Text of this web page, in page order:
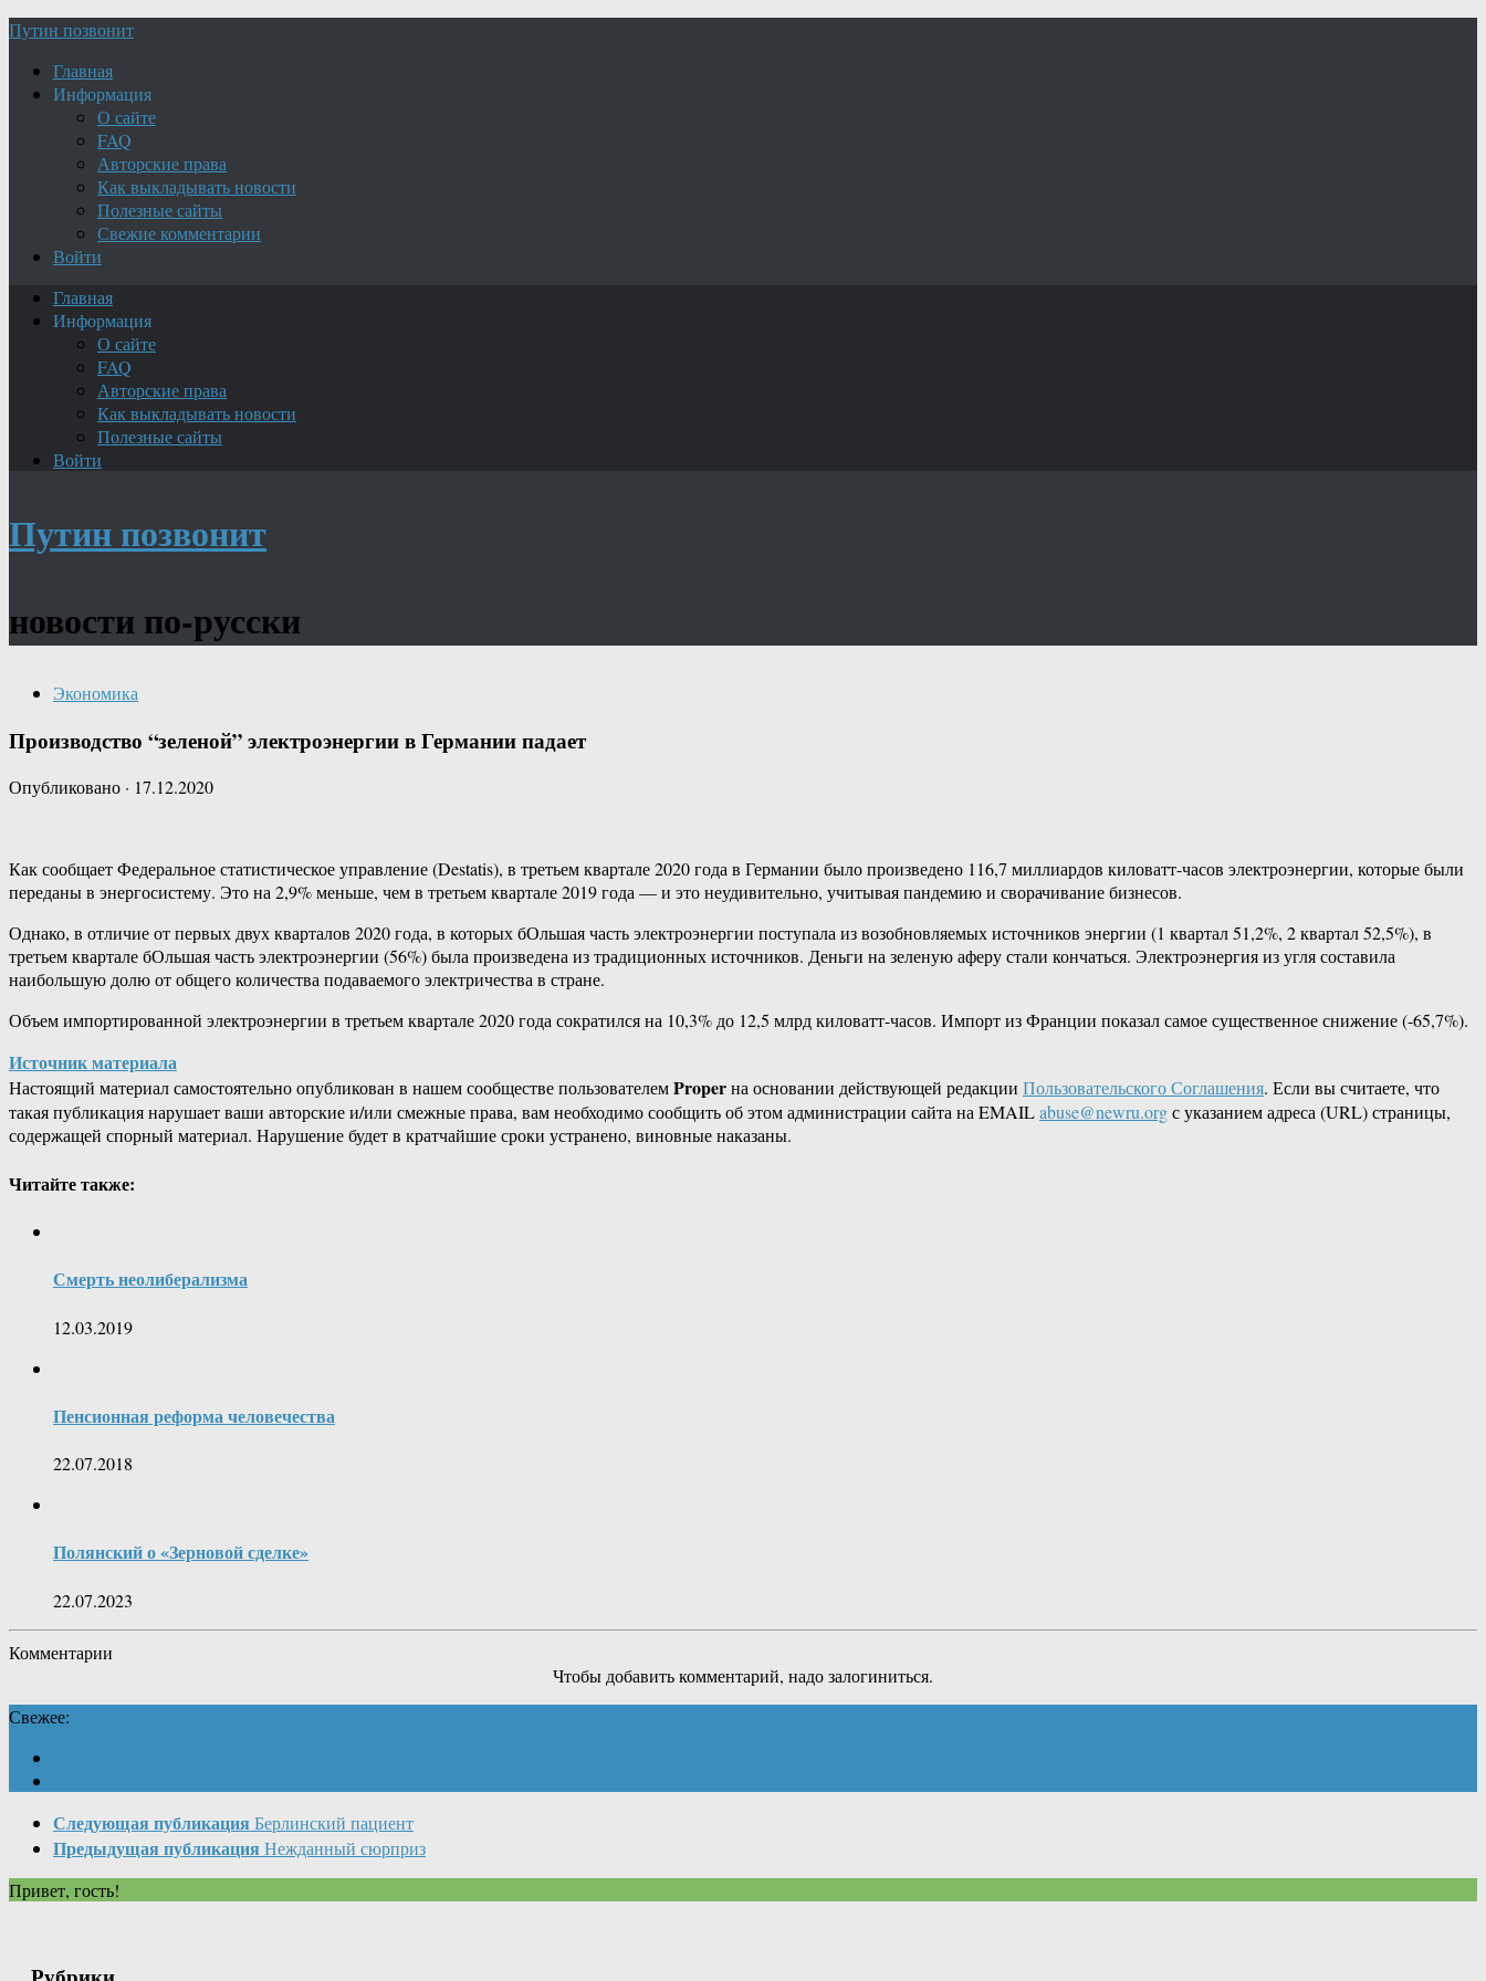
Путин позвонит
Главная
Информация
О сайте
FAQ
Авторские права
Как выкладывать новости
Полезные сайты
Свежие комментарии
Войти
Главная
Информация
О сайте
FAQ
Авторские права
Как выкладывать новости
Полезные сайты
Войти
Путин позвонит
новости по-русски
Экономика
Производство “зеленой” электроэнергии в Германии падает
Опубликовано · 17.12.2020
Как сообщает Федеральное статистическое управление (Destatis), в третьем квартале 2020 года в Германии было произведено 116,7 миллиардов киловатт-часов электроэнергии, которые были
переданы в энергосистему. Это на 2,9% меньше, чем в третьем квартале 2019 года — и это неудивительно, учитывая пандемию и сворачивание бизнесов.
Однако, в отличие от первых двух кварталов 2020 года, в которых бОльшая часть электроэнергии поступала из возобновляемых источников энергии (1 квартал 51,2%, 2 квартал 52,5%), в
третьем квартале бОльшая часть электроэнергии (56%) была произведена из традиционных источников. Деньги на зеленую аферу стали кончаться. Электроэнергия из угля составила
наибольшую долю от общего количества подаваемого электричества в стране.
Объем импортированной электроэнергии в третьем квартале 2020 года сократился на 10,3% до 12,5 млрд киловатт-часов. Импорт из Франции показал самое существенное снижение (-65,7%).
Источник материала
Настоящий материал самостоятельно опубликован в нашем сообществе пользователемProperна основании действующей редакции Пользовательского Соглашения. Если вы считаете, что
такая публикация нарушает ваши авторские и/или смежные права, вам необходимо сообщить об этом администрации сайта на EMAILabuse@newru.orgс указанием адреса (URL) страницы,
содержащей спорный материал. Нарушение будет в кратчайшие сроки устранено, виновные наказаны.
Читайте также:
Смерть неолиберализма
12.03.2019
Пенсионная реформа человечества
22.07.2018
Полянский о «Зерновой сделке»
22.07.2023
Комментарии
Чтобы добавить комментарий, надо залогиниться.
Свежее:
Следующая публикация Берлинский пациент
Предыдущая публикация Нежданный сюрприз
Привет, гость!